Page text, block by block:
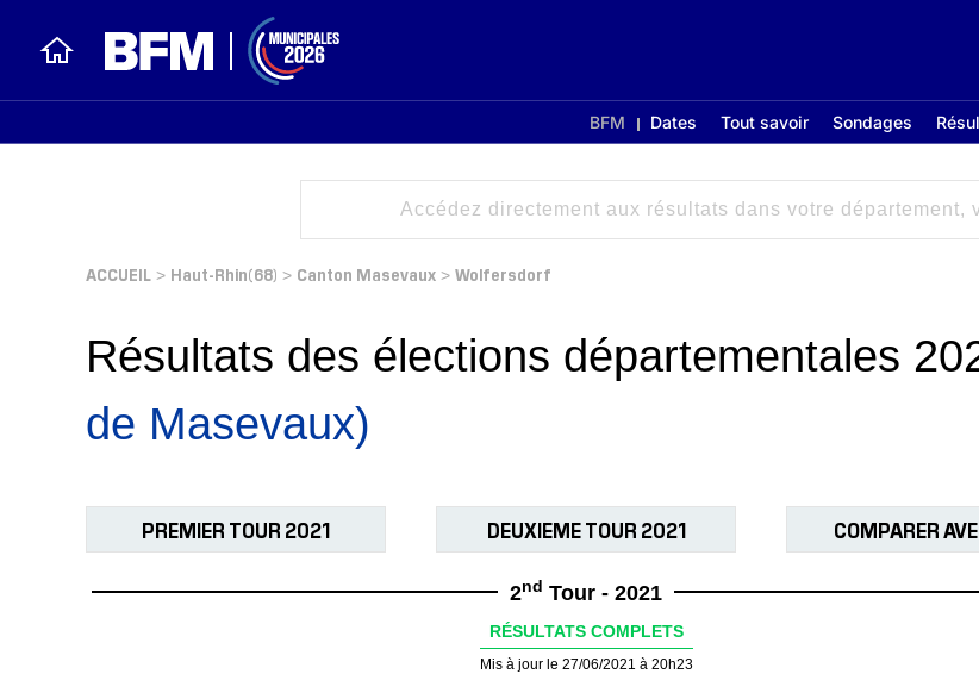
BFM Dates Tout savoir Sondages
ACCUEIL > Haut-Rhin(68) > Canton Masevaux > Wolfersdorf
Résultats des élections départementales
de Masevaux)
PREMIER TOUR 2021 DEUXIEME TOUR 2021 COMPARER
2nd Tour - 2021
RÉSULTATS COMPLETS
Mis à jour le 27/06/2021 à 20h23